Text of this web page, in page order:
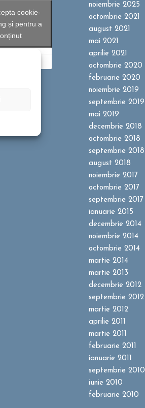
cookie-
și pentru a
noiembrie 2025
octombrie 2021
august 2021
mai 2021
aprilie 2021
octombrie 2020
februarie 2020
noiembrie 2019
septembrie 2019
mai 2019
decembrie 2018
octombrie 2018
septembrie 2018
august 2018
noiembrie 2017
octombrie 2017
septembrie 2017
ianuarie 2015
decembrie 2014
noiembrie 2014
octombrie 2014
martie 2014
martie 2013
decembrie 2012
septembrie 2012
martie 2012
aprilie 2011
martie 2011
februarie 2011
ianuarie 2011
septembrie 2010
iunie 2010
februarie 2010